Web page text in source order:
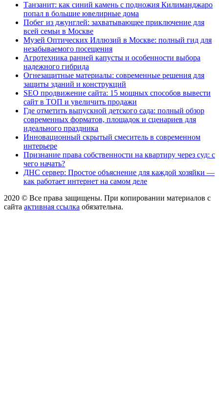
Танзанит: как синий камень с подножия Килиманджаро
попал в большие ювелирные дома
Побег из джунглей: захватывающее приключение для
всей семьи в Москве
Музей Оптических Иллюзий в Москве: полный гид для
незабываемого посещения
Агротехника ранней капусты и особенности выбора
надежного гибрида
Огнезащитные материалы: современные решения для
защиты зданий и конструкций
SEO продвижение сайта: 15 мощных способов вывести
сайт в ТОП и увеличить продажи
Где отметить выпускной детского сада: полный обзор
современных форматов, площадок и сценариев для
идеального праздника
Инновационный скрытый смеситель в современном
интерьере
Признание права собственности на квартиру через суд: с
чего начать?
ДНС сервер: Простое объяснение для каждой хозяйки —
как работает интернет на самом деле
2020 © Все права защищены. При копировании материалов с
сайта активная ссылка обязательна.